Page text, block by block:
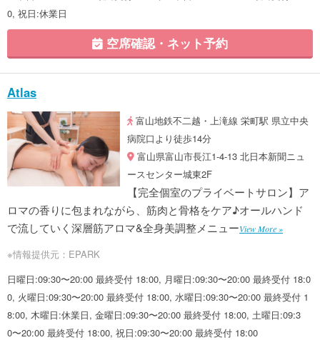
0, 祝日:休業日
空席確認・ネット予約
Atlas
富山地鉄不二越・上滝線 栄町駅 県立中央
病院口より徒歩14分
富山県富山市長江1-4-13 北日本新聞ニュ
ースセンター城東2F
【完全個室のプライベートサロン】ア
ロマの香りに包まれながら、筋肉と骨格をケア♪オールハンド
で流していく深層筋アロマ&全身美調整メニューView More »
※情報提供元：EPARK
日曜日:09:30〜20:00 最終受付 18:00, 月曜日:09:30〜20:00 最終受付 18:0
0, 火曜日:09:30〜20:00 最終受付 18:00, 水曜日:09:30〜20:00 最終受付 1
8:00, 木曜日:休業日, 金曜日:09:30〜20:00 最終受付 18:00, 土曜日:09:3
0〜20:00 最終受付 18:00, 祝日:09:30〜20:00 最終受付 18:00